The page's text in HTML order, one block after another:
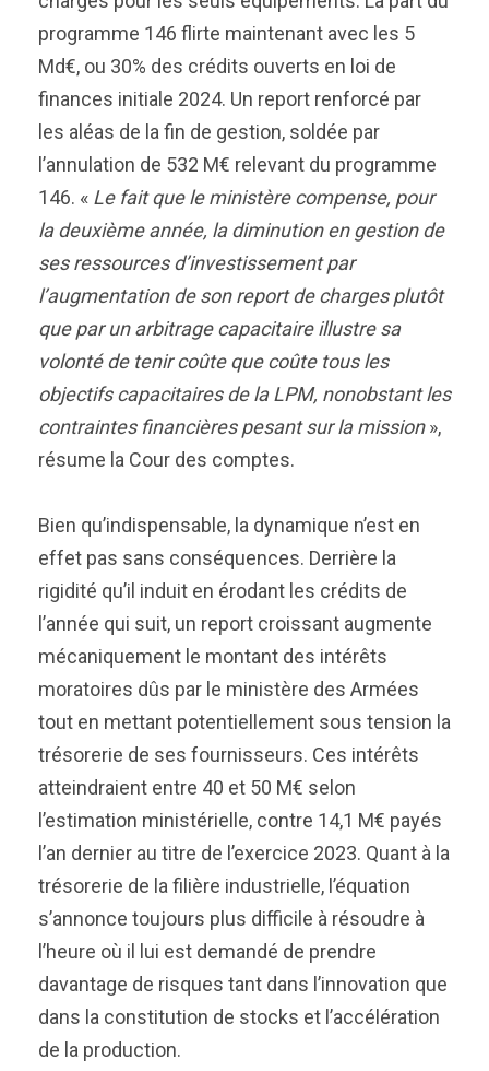
programme 146 flirte maintenant avec les 5
Md€, ou 30% des crédits ouverts en loi de
finances initiale 2024. Un report renforcé par
les aléas de la fin de gestion, soldée par
l’annulation de 532 M€ relevant du programme
146. « Le fait que le ministère compense, pour
la deuxième année, la diminution en gestion de
ses ressources d’investissement par
l’augmentation de son report de charges plutôt
que par un arbitrage capacitaire illustre sa
volonté de tenir coûte que coûte tous les
objectifs capacitaires de la LPM, nonobstant les
contraintes financières pesant sur la mission»,
résume la Cour des comptes.
Bien qu’indispensable, la dynamique n’est en
effet pas sans conséquences. Derrière la
rigidité qu’il induit en érodant les crédits de
l’année qui suit, un report croissant augmente
mécaniquement le montant des intérêts
moratoires dûs par le ministère des Armées
tout en mettant potentiellement sous tension la
trésorerie de ses fournisseurs. Ces intérêts
atteindraient entre 40 et 50 M€ selon
l’estimation ministérielle, contre 14,1 M€ payés
l’an dernier au titre de l’exercice 2023. Quant à la
trésorerie de la filière industrielle, l’équation
s’annonce toujours plus difficile à résoudre à
l’heure où il lui est demandé de prendre
davantage de risques tant dans l’innovation que
dans la constitution de stocks et l’accélération
de la production.